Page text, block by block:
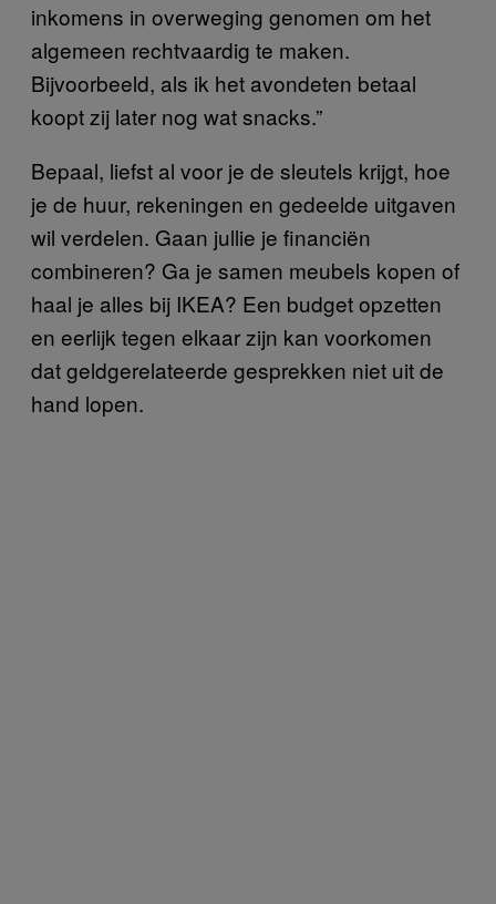
inkomens in overweging genomen om het
algemeen rechtvaardig te maken.
Bijvoorbeeld, als ik het avondeten betaal
koopt zij later nog wat snacks.”
Bepaal, liefst al voor je de sleutels krijgt, hoe
je de huur, rekeningen en gedeelde uitgaven
wil verdelen. Gaan jullie je financiën
combineren? Ga je samen meubels kopen of
haal je alles bij IKEA? Een budget opzetten
en eerlijk tegen elkaar zijn kan voorkomen
dat geldgerelateerde gesprekken niet uit de
hand lopen.